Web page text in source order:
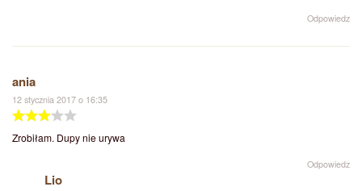
Odpowiedz
ania
12 stycznia 2017 o 16:35
Zrobiłam. Dupy nie urywa
Odpowiedz
Lio